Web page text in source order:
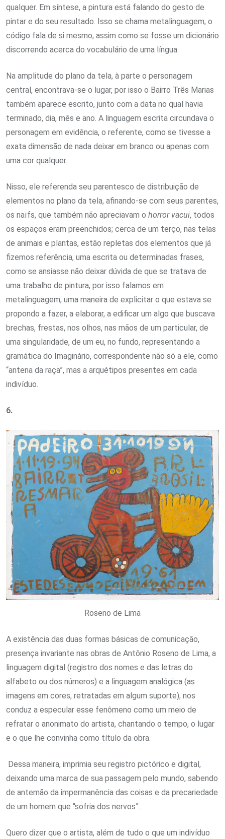
qualquer. Em síntese, a pintura está falando do gesto de
pintar e do seu resultado. Isso se chama metalinguagem, o
código fala de si mesmo, assim como se fosse um dicionário
discorrendo acerca do vocabulário de uma língua.
Na amplitude do plano da tela, à parte o personagem
central, encontrava-se o lugar, por isso o Bairro Três Marias
também aparece escrito, junto com a data no qual havia
terminado, dia, mês e ano. A linguagem escrita circundava o
personagem em evidência, o referente, como se tivesse a
exata dimensão de nada deixar em branco ou apenas com
uma cor qualquer.
Nisso, ele referenda seu parentesco de distribuição de
elementos no plano da tela, afinando-se com seus parentes,
os naïfs, que também não apreciavam o horror vacui, todos
os espaços eram preenchidos; cerca de um terço, nas telas
de animais e plantas, estão repletas dos elementos que já
fizemos referência, uma escrita ou determinadas frases,
como se ansiasse não deixar dúvida de que se tratava de
uma trabalho de pintura, por isso falamos em
metalinguagem, uma maneira de explicitar o que estava se
propondo a fazer, a elaborar, a edificar um algo que buscava
brechas, frestas, nos olhos, nas mãos de um particular, de
uma singularidade, de um eu, no fundo, representando a
gramática do Imaginário, correspondente não só a ele, como
“antena da raça”, mas a arquétipos presentes em cada
indivíduo.
6.
Roseno de Lima
A existência das duas formas básicas de comunicação,
presença invariante nas obras de Antônio Roseno de Lima, a
linguagem digital (registro dos nomes e das letras do
alfabeto ou dos números) e a linguagem analógica (as
imagens em cores, retratadas em algum suporte), nos
conduz a especular esse fenômeno como um meio de
refratar o anonimato do artista, chantando o tempo, o lugar
e o que lhe convinha como título da obra.
Dessa maneira, imprimia seu registro pictórico e digital,
deixando uma marca de sua passagem pelo mundo, sabendo
de antemão da impermanência das coisas e da precariedade
de um homem que “sofria dos nervos”.
Quero dizer que o artista, além de tudo o que um indivíduo